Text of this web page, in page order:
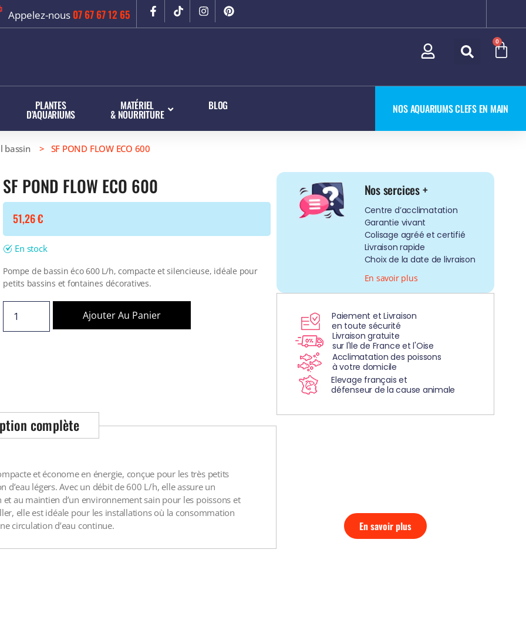
Appelez-nous 07 67 67 12 65
0
PLANTES
D’AQUARIUMS
MATÉRIEL
& NOURRITURE
BLOG NOS AQUARIUMS CLEFS EN MAIN
bassin> SF POND FLOW ECO 600
SF POND FLOW ECO 600
51,26€
En stock
Pompe de bassin éco 600 L/h, compacte et silencieuse, idéale pour
petits bassins et fontaines décoratives.
Ajouter Au Panier
complète
et économe en énergie, conçue pour les très petits
légers. Avec un débit de 600 L/h, elle assure un
au maintien d’un environnement sain pour les poissons et
elle est idéale pour les installations où la consommation
circulation d’eau continue.
Nos sercices +
Centre d’acclimatation
Garantie vivant
Colisage agréé et certifié
Livraison rapide
Choix de la date de livraison
En savoir plus
Paiement et Livraison
en toute sécurité
Livraison gratuite
sur l'Ile de France et l'Oise
Acclimatation des poissons
à votre domicile
Elevage français et
défenseur de la cause animale
En savoir plus